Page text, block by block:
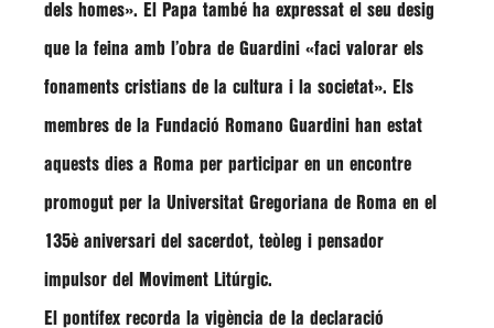
dels homes». El Papa també ha expressat el seu desig
que la feina amb l’obra de Guardini «faci valorar els
fonaments cristians de la cultura i la societat». Els
membres de la Fundació Romano Guardini han estat
aquests dies a Roma per participar en un encontre
promogut per la Universitat Gregoriana de Roma en el
135è aniversari del sacerdot, teòleg i pensador
impulsor del Moviment Litúrgic.
El pontífex recorda la vigència de la declaració